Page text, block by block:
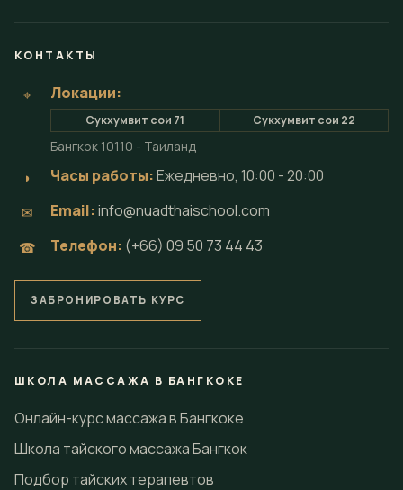
КОНТАКТЫ
⌖ Локации:
Сукхумвит сои 71 Сукхумвит сои 22
Бангкок 10110 - Таиланд
◗ Часы работы:Ежедневно, 10:00 - 20:00
✉ Email:info@nuadthaischool.com
☎ Телефон: (+66) 09 50 73 44 43
ЗАБРОНИРОВАТЬ КУРС
ШКОЛА МАССАЖА В БАНГКОКЕ
Онлайн-курс массажа в Бангкоке
Школа тайского массажа Бангкок
Подбор тайских терапевтов